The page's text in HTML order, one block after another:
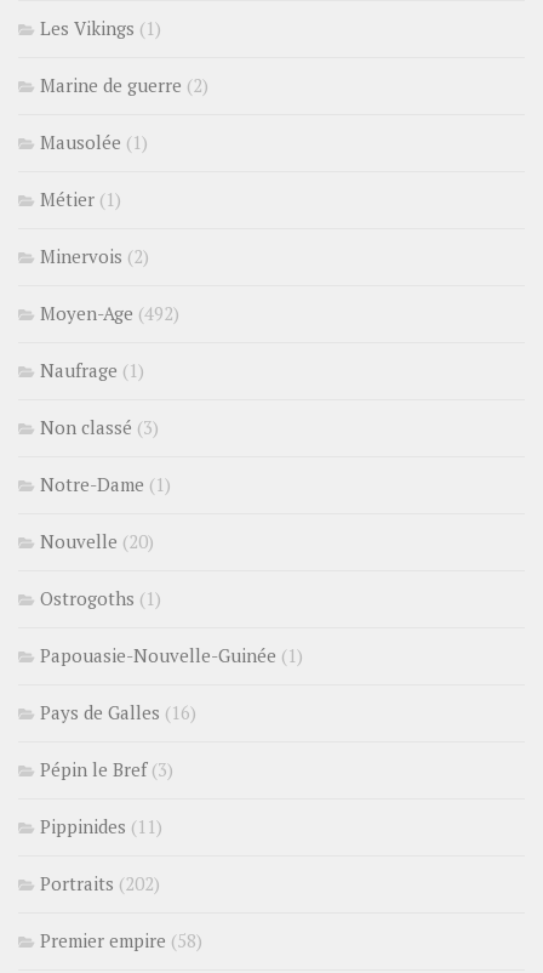
Les Vikings (1)
Marine de guerre (2)
Mausolée (1)
Métier (1)
Minervois (2)
Moyen-Age (492)
Naufrage (1)
Non classé (3)
Notre-Dame (1)
Nouvelle (20)
Ostrogoths (1)
Papouasie-Nouvelle-Guinée (1)
Pays de Galles (16)
Pépin le Bref(3)
Pippinides (11)
Portraits (202)
Premier empire (58)